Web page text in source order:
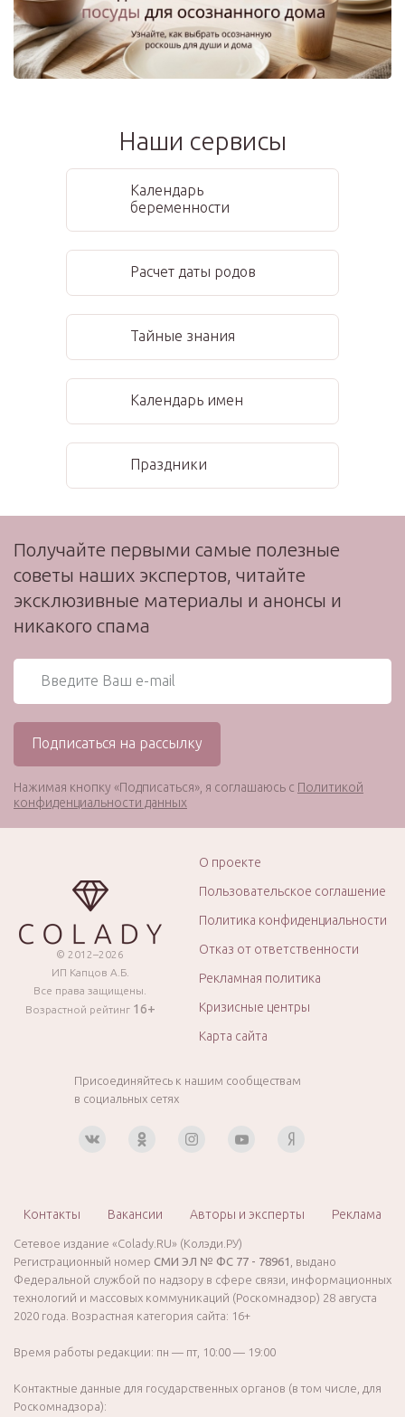
Наши сервисы
Календарь
беременности
Расчет даты родов
Тайные знания
Календарь имен
Праздники
Получайте первыми самые полезные
советы наших экспертов, читайте
эксклюзивные материалы и анонсы и
никакого спама
Нажимая кнопку «Подписаться», я соглашаюсь с Политикой
конфиденциальности данных
© 2012–2026
ИП Капцов А.Б.
Все права защищены.
Возрастной рейтинг 16+
О проекте
Пользовательское соглашение
Политика конфиденциальности
Отказ от ответственности
Рекламная политика
Кризисные центры
Карта сайта
Присоединяйтесь к нашим сообществам
в социальных сетях
Контакты Вакансии Авторы и эксперты Реклама
Сетевое издание «Colady.RU» (Колэди.РУ)
Регистрационный номер СМИ ЭЛ № ФС 77 - 78961
, выдано
Федеральной службой по надзору в сфере связи, информационных
технологий и массовых коммуникаций (Роскомнадзор) 28 августа
2020 года. Возрастная категория сайта: 16+
Время работы редакции: пн — пт, 10:00 — 19:00
Контактные данные для государственных органов (в том числе, для
Роскомнадзора):